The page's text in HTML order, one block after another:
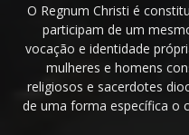
O Regnum Christi é
participam de um
vocação e identidade
mulheres e homens
religiosos e sacerdotes
de uma forma específica o